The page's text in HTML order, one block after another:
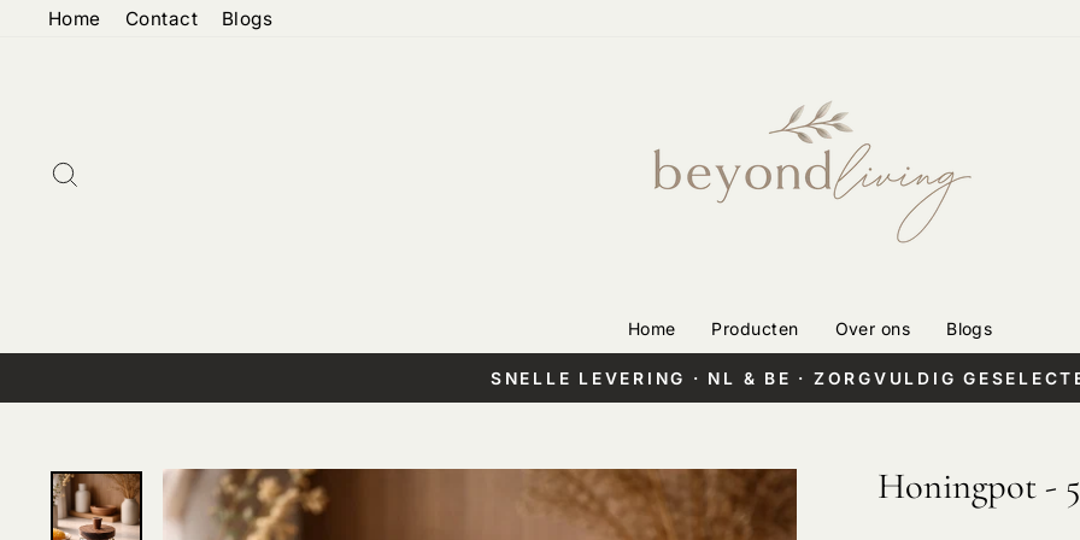
Doorgaan
Home Contact Blogs
Home Producten Over ons Blogs
SNELLE LEVERING · NL & BE · ZORGVULDIG
Honingpot -